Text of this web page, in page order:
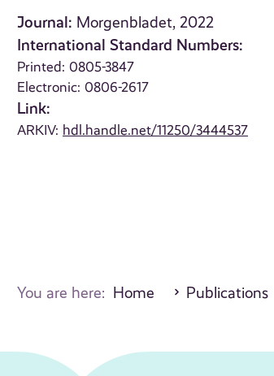
Journal: Morgenbladet, 2022
International Standard Numbers:
Printed: 0805-3847
Electronic: 0806-2617
Link:
ARKIV: hdl.handle.net/11250/3444537
You are here: Home Publications